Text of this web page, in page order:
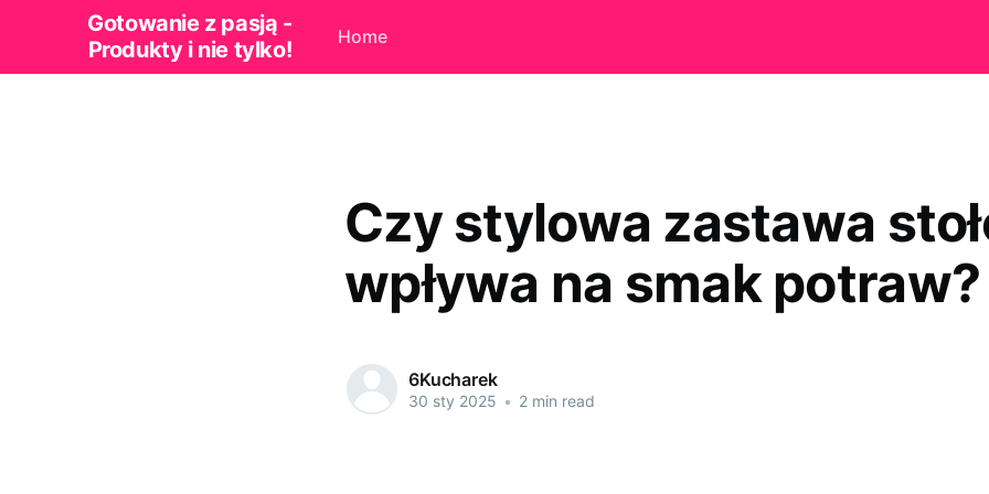
Gotowanie z pasją -
Produkty i nie tylko!
Home
Czy stylowa zastawa
wpływa na smak potraw?
6Kucharek
30 sty 2025 • 2 min read